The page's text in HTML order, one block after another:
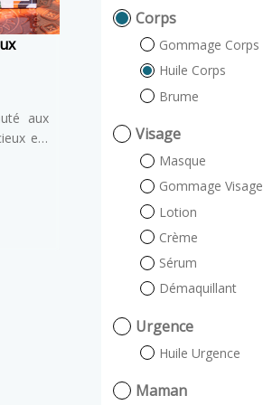
aux
est
corps
satiné
Corps
Gommage Corps
Huile Corps
Brume
Visage
Masque
Gommage Visage
Lotion
Crème
Sérum
Démaquillant
Urgence
Huile Urgence
Maman